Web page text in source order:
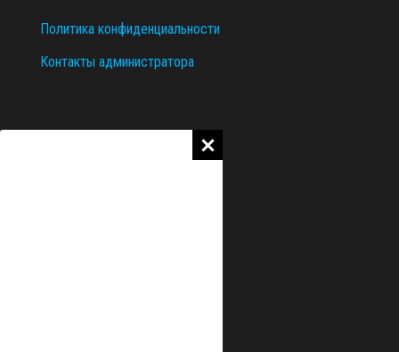
Политика конфиденциальности
Контакты администратора